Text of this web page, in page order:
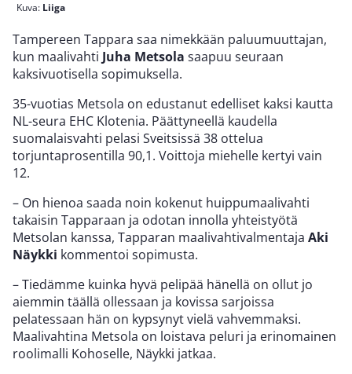
Kuva: Liiga
Tampereen Tappara saa nimekkään paluumuuttajan,
kun maalivahti Juha Metsola saapuu seuraan
kaksivuotisella sopimuksella.
35-vuotias Metsola on edustanut edelliset kaksi kautta
NL-seura EHC Klotenia. Päättyneellä kaudella
suomalaisvahti pelasi Sveitsissä 38 ottelua
torjuntaprosentilla 90,1. Voittoja miehelle kertyi vain
12.
– On hienoa saada noin kokenut huippumaalivahti
takaisin Tapparaan ja odotan innolla yhteistyötä
Metsolan kanssa, Tapparan maalivahtivalmentaja Aki
Näykki kommentoi sopimusta.
– Tiedämme kuinka hyvä pelipää hänellä on ollut jo
aiemmin täällä ollessaan ja kovissa sarjoissa
pelatessaan hän on kypsynyt vielä vahvemmaksi.
Maalivahtina Metsola on loistava peluri ja erinomainen
roolimalli Kohoselle, Näykki jatkaa.